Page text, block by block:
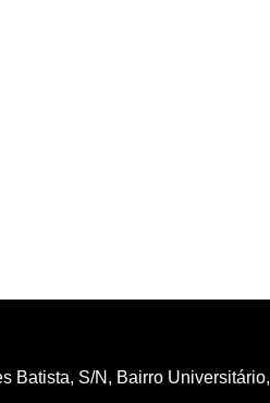
Batista, S/N, Bairro Universitário,